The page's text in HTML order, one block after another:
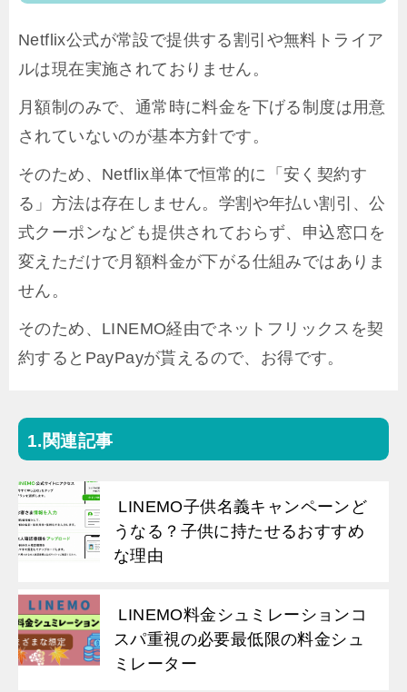
Netflix公式が常設で提供する割引や無料トライア
ルは現在実施されておりません。
月額制のみで、通常時に料金を下げる制度は用意
されていないのが基本方針です。
そのため、Netflix単体で恒常的に「安く契約す
る」方法は存在しません。学割や年払い割引、公
式クーポンなども提供されておらず、申込窓口を
変えただけで月額料金が下がる仕組みではありま
せん。
そのため、LINEMO経由でネットフリックスを契
約するとPayPayが貰えるので、お得です。
関連記事
LINEMO子供名義キャンペーンど
うなる？子供に持たせるおすすめ
な理由
LINEMO料金シュミレーションコ
スパ重視の必要最低限の料金シュ
ミレーター